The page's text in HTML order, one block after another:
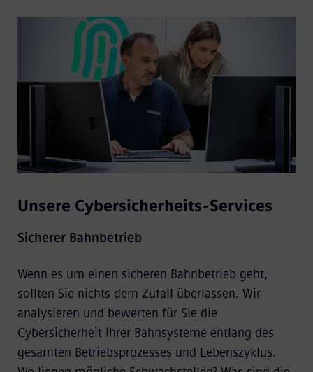
Unsere Cybersicherheits-Services
Sicherer Bahnbetrieb
Wenn es um einen sicheren Bahnbetrieb geht,
sollten Sie nichts dem Zufall überlassen. Wir
analysieren und bewerten für Sie die
Cybersicherheit Ihrer Bahnsysteme entlang des
gesamten Betriebsprozesses und Lebenszyklus.